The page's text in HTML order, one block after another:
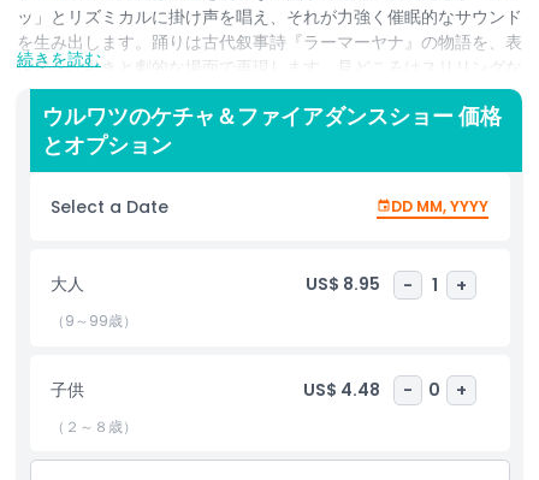
ッ」とリズミカルに掛け声を唱え、それが力強く催眠的なサウンド
を生み出します。踊りは古代叙事詩『ラーマーヤナ』の物語を、表
現豊かな動きと劇的な場面で再現します。見どころはスリリングな
バリの火の舞で、舞踊家が輝く炎の周りを堂々と舞い、力と精神的
なエネルギーを象徴します。夕暮れ時のウルワツ・ケチャ舞踊の観
賞は単なる娯楽ではなく、バリの伝統に触れる深い文化体験です。
伝統衣装、感情豊かな語り、寺院の自然美が組み合わさり、この体
験を特別なものにします。バリで最高の文化ショーを探しているな
ら、ウルワツのケチャと火の舞は必見のアトラクションで、バリの
子供／大人ポリシー
続きを読む
ウルワツのケチャ＆ファイアダンスショー 価格
とオプション
Select a Date DD MM, YYYY
大人 US$ 8.95 - 1 +
（9～99歳）
子供 US$ 4.48 - 0 +
（２～８歳）